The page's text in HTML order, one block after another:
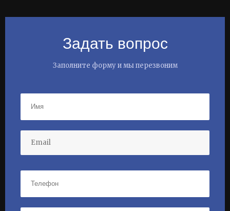
Задать вопрос
Заполните форму и мы перезвоним